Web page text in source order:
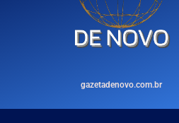
gazetadenovo.com.br